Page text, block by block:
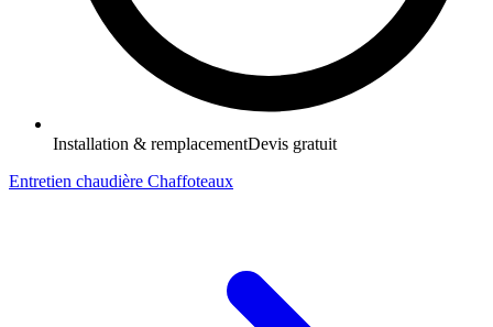
Installation & remplacementDevis gratuit
Entretien chaudière Chaffoteaux